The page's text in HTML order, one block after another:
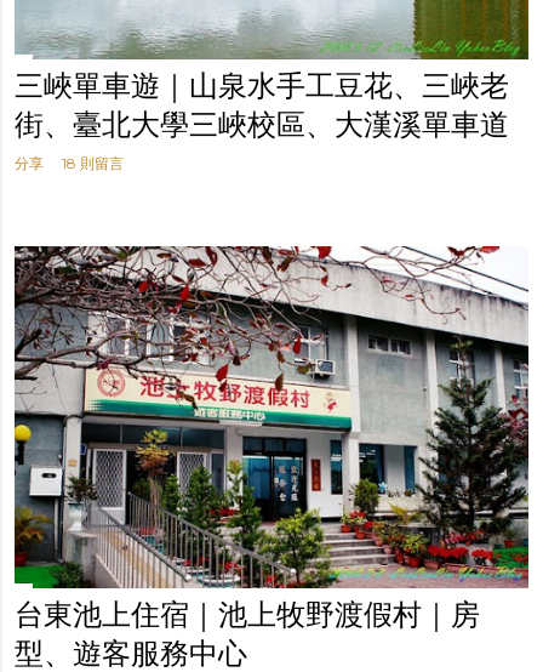
三峽單車遊｜山泉水手工豆花、三峽老
街、臺北大學三峽校區、大漢溪單車道
分享 18 則留言
台東池上住宿｜池上牧野渡假村｜房
型、遊客服務中心